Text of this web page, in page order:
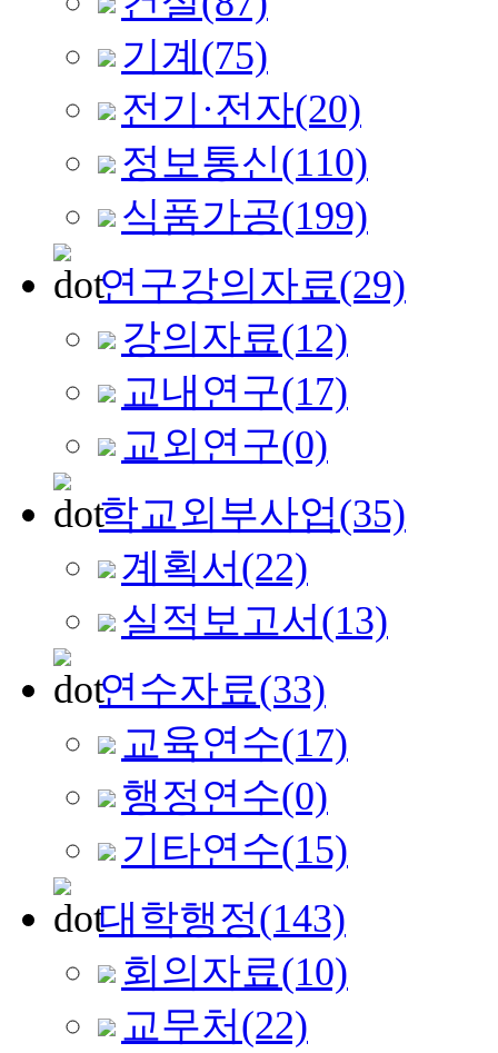
기계 (75)
전기·전자(20)
정보통신(110)
식품가공(199)
연구강의자료(29)
강의자료(12)
교내연구(17)
교외연구(0)
학교외부사업(35)
계획서 (22)
실적보고서 (13)
연수자료(33)
교육연수(17)
행정연수(0)
기타연수(15)
대학행정(143)
회의자료(10)
교무처 (22)